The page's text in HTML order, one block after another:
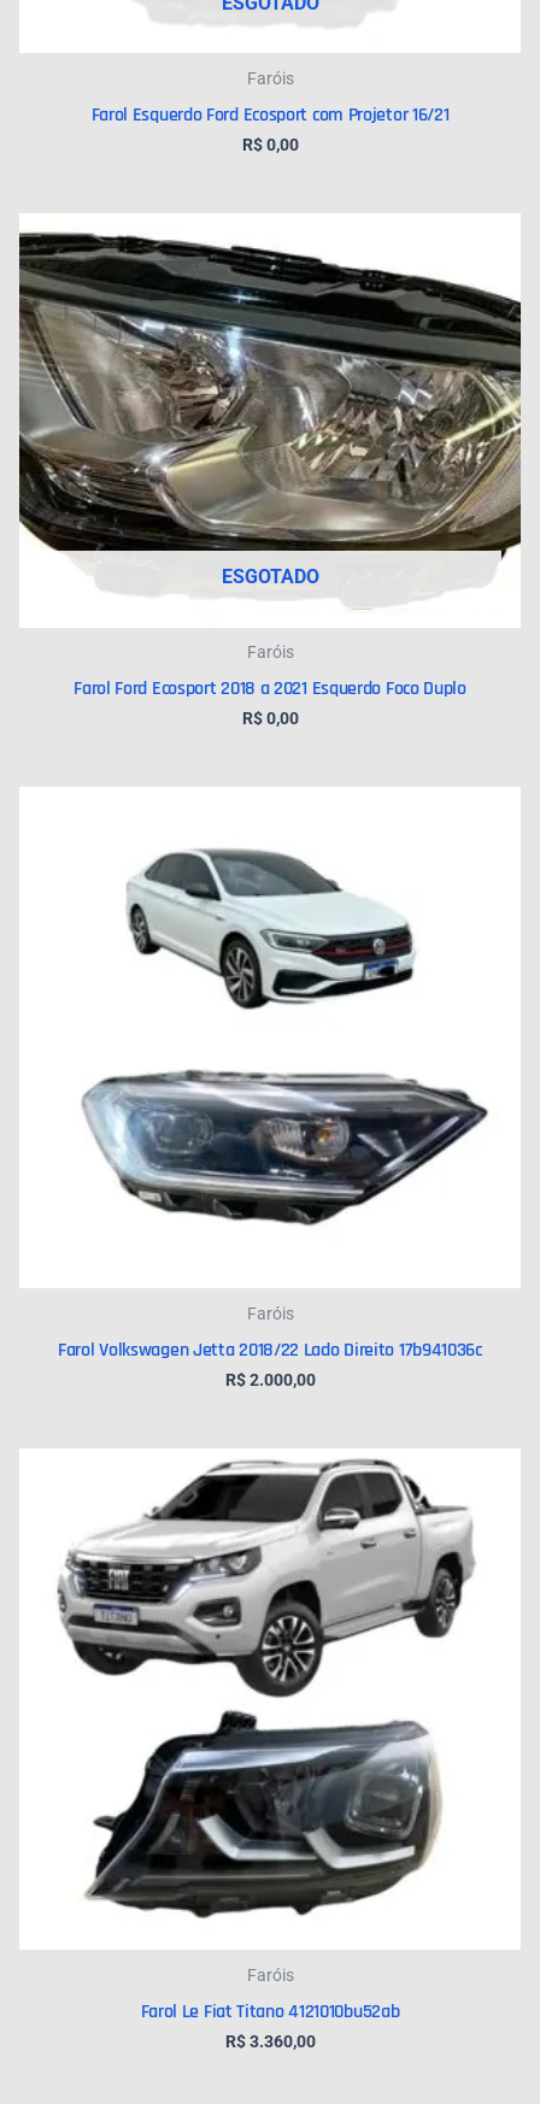
Faróis
Farol Esquerdo Ford Ecosport com Projetor 16/21
R$0,00
ESGOTADO
Faróis
Farol Ford Ecosport 2018 a 2021 Esquerdo Foco Duplo
R$0,00
Faróis
Farol Volkswagen Jetta 2018/22 Lado Direito 17b941036c
R$2.000,00
Faróis
Farol Le Fiat Titano 4121010bu52ab
R$3.360,00